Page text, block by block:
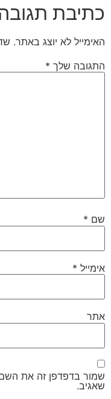
כתיבת
האימייל לא יוצג באתר.
התגובה שלך *
שם *
אימייל *
אתר
שמור בדפדפן זה את
שאגיב.